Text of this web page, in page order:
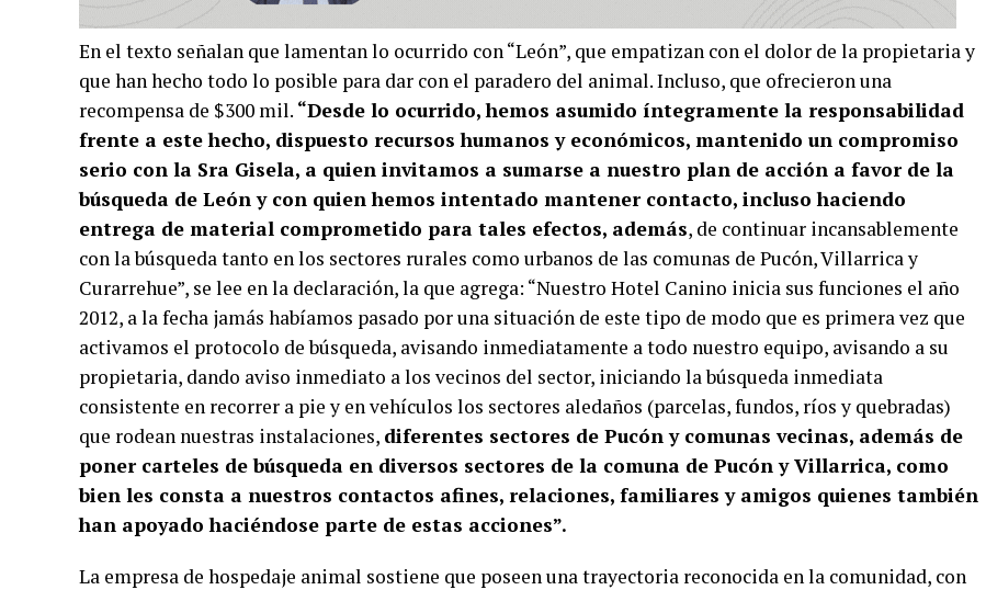
En el texto señalan que lamentan lo ocurrido con “León”, que empatizan con el dolor de la propietaria y
que han hecho todo lo posible para dar con el paradero del animal. Incluso, que ofrecieron una
recompensa de $300 mil. “Desde lo ocurrido, hemos asumido íntegramente la responsabilidad
frente a este hecho, dispuesto recursos humanos y económicos, mantenido un compromiso
serio con la Sra Gisela, a quien invitamos a sumarse a nuestro plan de acción a favor de la
búsqueda de León y con quien hemos intentado mantener contacto, incluso haciendo
entrega de material comprometido para tales efectos, además, de continuar incansablemente
con la búsqueda tanto en los sectores rurales como urbanos de las comunas de Pucón, Villarrica y
Curarrehue”, se lee en la declaración, la que agrega: “Nuestro Hotel Canino inicia sus funciones el año
2012, a la fecha jamás habíamos pasado por una situación de este tipo de modo que es primera vez que
activamos el protocolo de búsqueda, avisando inmediatamente a todo nuestro equipo, avisando a su
propietaria, dando aviso inmediato a los vecinos del sector, iniciando la búsqueda inmediata
consistente en recorrer a pie y en vehículos los sectores aledaños (parcelas, fundos, ríos y quebradas)
que rodean nuestras instalaciones, diferentes sectores de Pucón y comunas vecinas, además de
poner carteles de búsqueda en diversos sectores de la comuna de Pucón y Villarrica, como
bien les consta a nuestros contactos afines, relaciones, familiares y amigos quienes también
han apoyado haciéndose parte de estas acciones”.
La empresa de hospedaje animal sostiene que poseen una trayectoria reconocida en la comunidad, con